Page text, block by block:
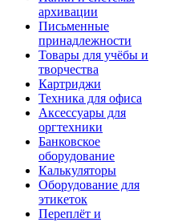
архивации
Письменные
принадлежности
Товары для учёбы и
творчества
Картриджи
Техника для офиса
Аксессуары для
оргтехники
Банковское
оборудование
Калькуляторы
Оборудование для
этикеток
Переплёт и